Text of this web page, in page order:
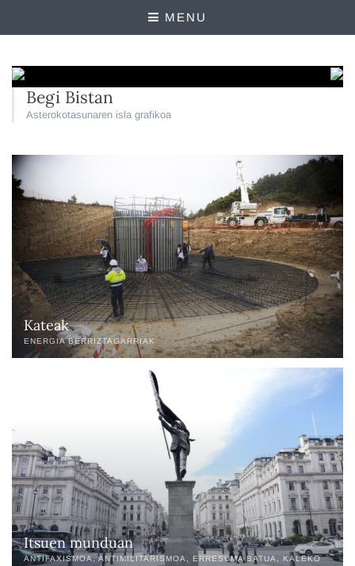
MENU
Begi Bistan
Asterokotasunaren isla grafikoa
Kateak
ENERGIA BERRIZTAGARRIAK
Itsuen munduan
ANTIFAXISMOA ANTIMILITARISMOA ERRESUMA BATUA
KALEKO